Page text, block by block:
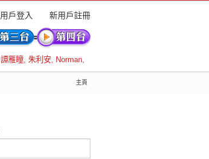
用戶登入 新用戶註冊
譚雁瞳, 朱利安, Norman,
主頁